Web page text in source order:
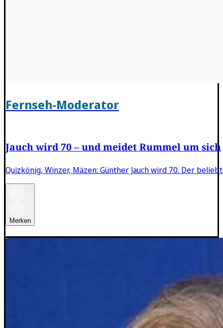
Fernseh-Moderator
Jauch wird 70 – und meidet Rummel um sich
Quizkönig, Winzer, Mäzen: Günther Jauch wird 70. Der
Merken